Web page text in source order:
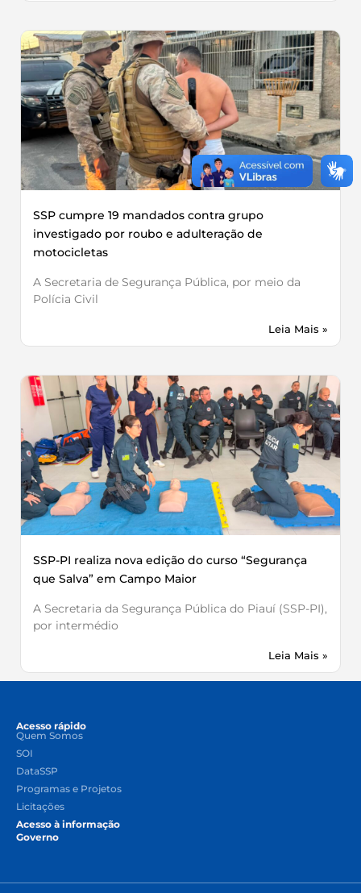
SSP cumpre 19 mandados contra grupo
investigado por roubo e adulteração de
motocicletas
A Secretaria de Segurança Pública, por meio da
Polícia Civil
Leia Mais »
SSP-PI realiza nova edição do curso “Segurança
que Salva” em Campo Maior
A Secretaria da Segurança Pública do Piauí (SSP-PI),
por intermédio
Leia Mais »
Acesso rápido
Quem Somos
SOI
DataSSP
Programas e Projetos
Licitações
Acesso à informação
Governo